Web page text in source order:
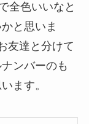
全色いいなと
と思いま
友達と分けて
ンバーのも
ます。